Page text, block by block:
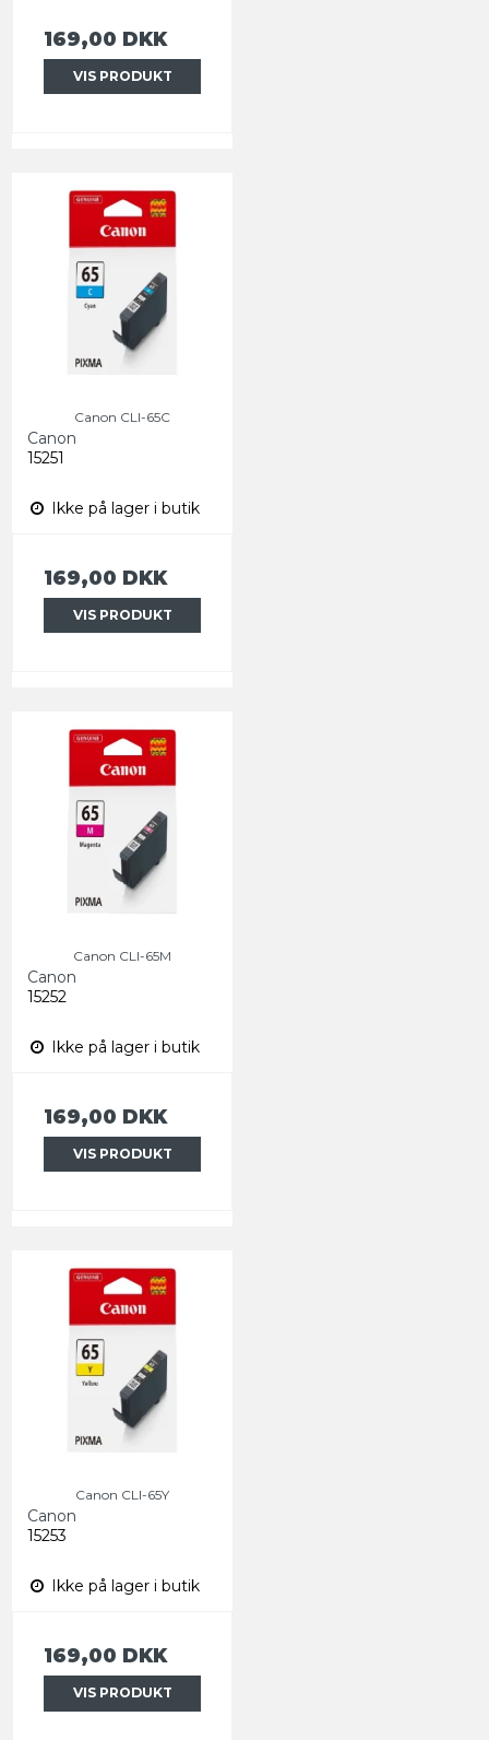
169,00 DKK
VIS PRODUKT
Canon CLI-65C
Canon
15251
Ikke på lager i butik
169,00 DKK
VIS PRODUKT
Canon CLI-65M
Canon
15252
Ikke på lager i butik
169,00 DKK
VIS PRODUKT
Canon CLI-65Y
Canon
15253
Ikke på lager i butik
169,00 DKK
VIS PRODUKT